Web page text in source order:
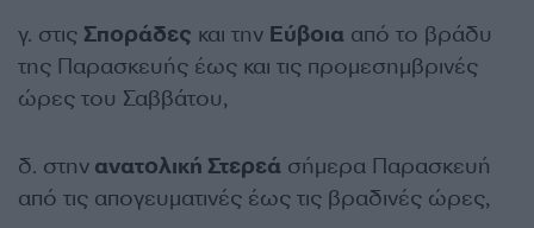
γ. στις Σποράδες και την Εύβοια από το βράδυ
της Παρασκευής έως και τις προμεσημβρινές
ώρες του Σαββάτου,
δ. στην ανατολική Στερεά σήμερα Παρασκευή
από τις απογευματινές έως τις βραδινές ώρες,